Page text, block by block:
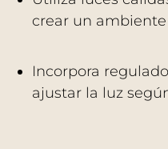
crear un
Incorpora
ajustar la luz